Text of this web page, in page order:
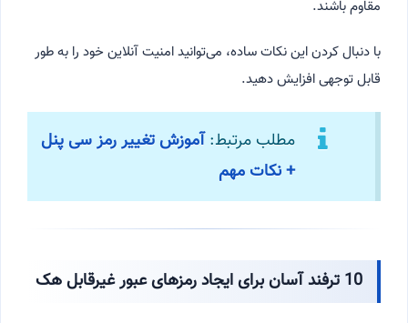
مقاوم باشند.
با دنبال کردن این نکات ساده، می‌توانید امنیت آنلاین خود را به طور
قابل توجهی افزایش دهید.
مطلب مرتبط:آموزش تغییر رمز سی پنل
+ نکات مهم
10 ترفند آسان برای ایجاد رمزهای عبور غیرقابل هک